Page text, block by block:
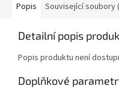
Popis Související soubory
Detailní popis
Popis produktu není
Doplňkové